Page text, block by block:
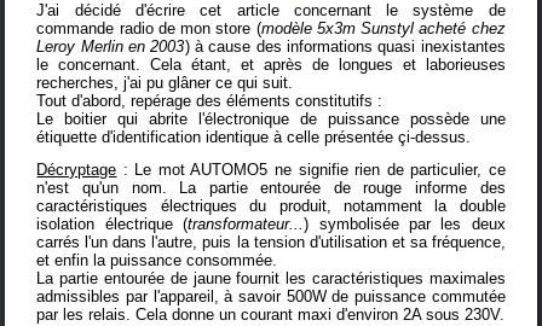
J'ai décidé d'écrire cet article concernant le système de
commande radio de mon store (modèle 5x3m Sunstyl acheté chez
Leroy Merlin en 2003) à cause des informations quasi inexistantes
le concernant. Cela étant, et après de longues et laborieuses
recherches, j'ai pu glâner ce qui suit.
Tout d'abord, repérage des éléments constitutifs :
Le boitier qui abrite l'électronique de puissance possède une
étiquette d'identification identique à celle présentée çi-dessus.
Décryptage : Le mot AUTOMO5 ne signifie rien de particulier, ce
n'est qu'un nom. La partie entourée de rouge informe des
caractéristiques électriques du produit, notamment la double
isolation électrique (transformateur...) symbolisée par les deux
carrés l'un dans l'autre, puis la tension d'utilisation et sa fréquence,
et enfin la puissance consommée.
La partie entourée de jaune fournit les caractéristiques maximales
admissibles par l'appareil, à savoir 500W de puissance commutée
par les relais. Cela donne un courant maxi d'environ 2A sous 230V.